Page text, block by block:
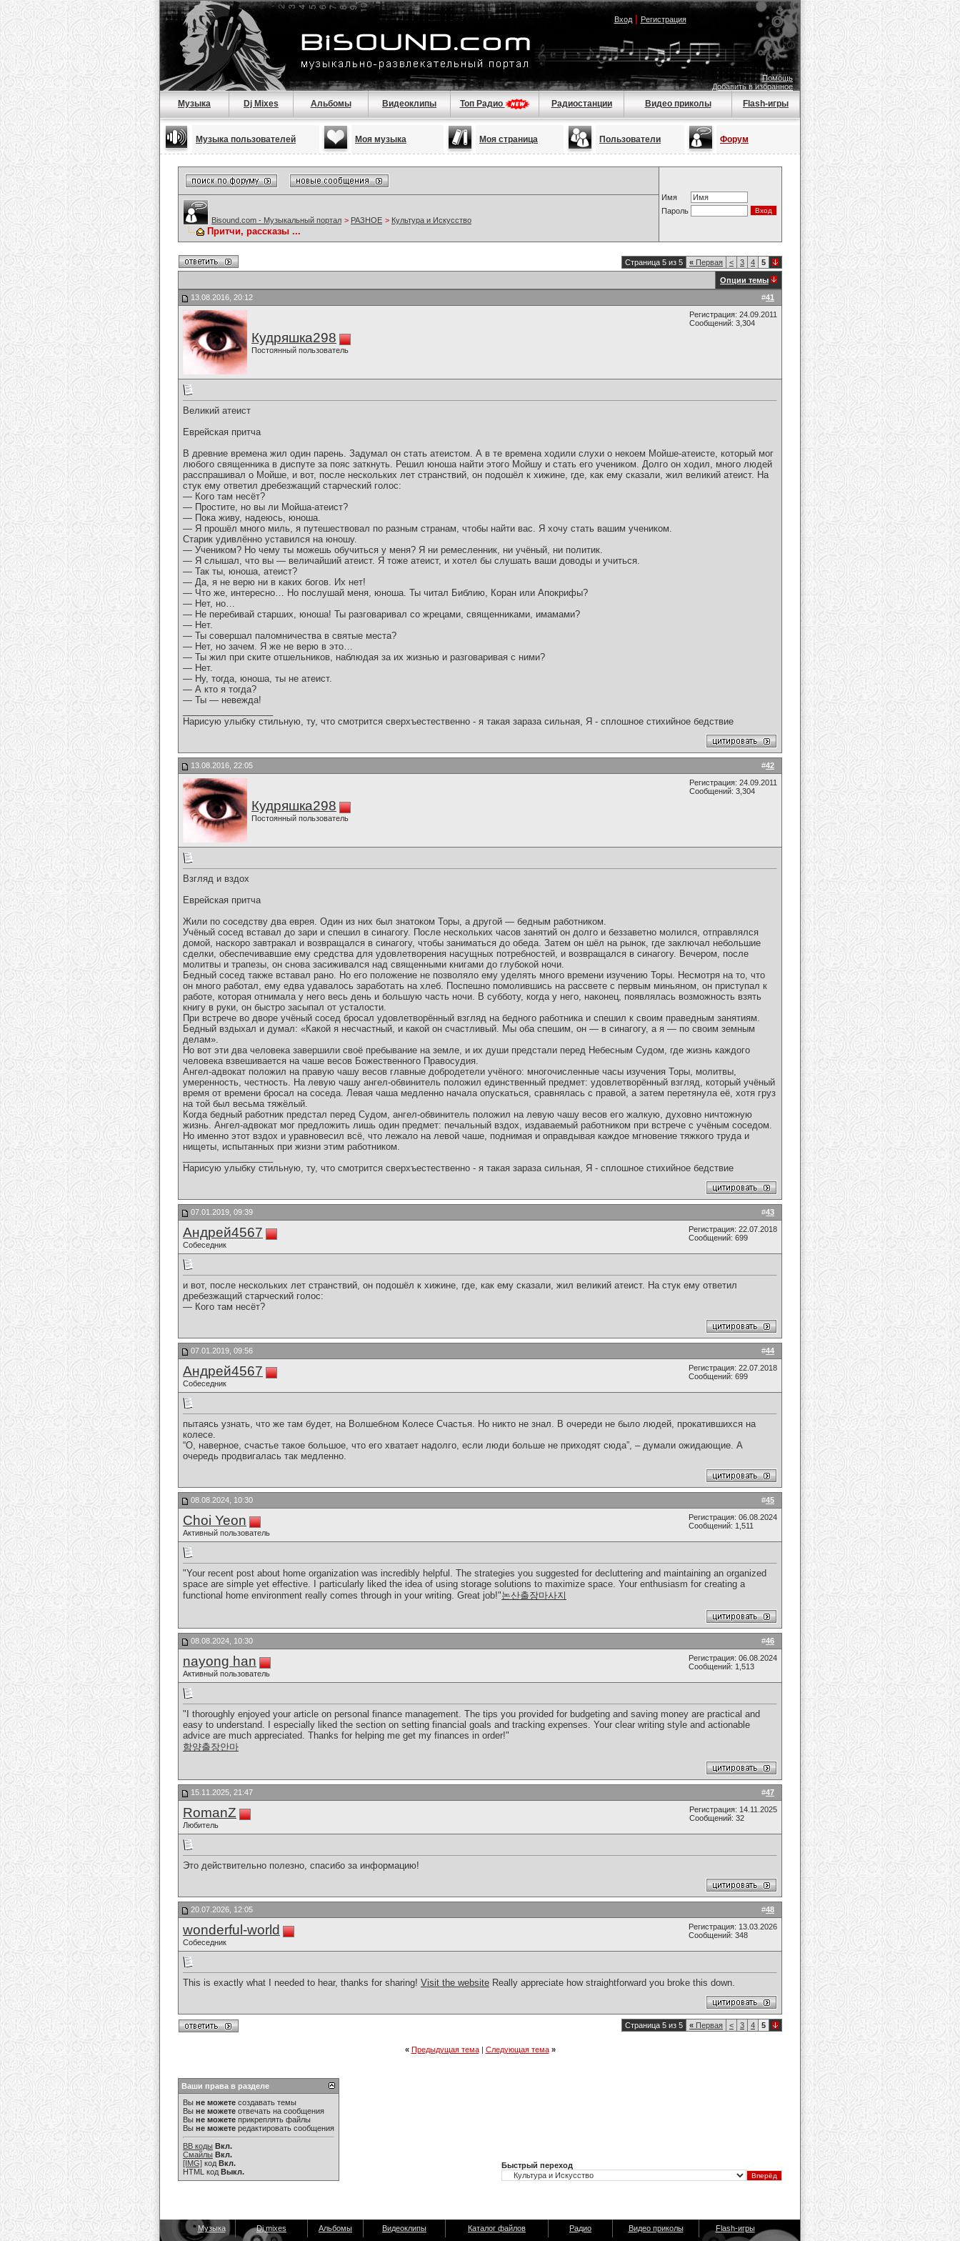
Вход| Регистрация
Помощь
Добавить в избранное
Музыка Dj Mixes Альбомы Видеоклипы Топ Радио Радиостанции Видео приколы Flash-игры
Музыка пользователей Моя музыка Моя страница Пользователи Форум
Имя
Пароль
Bisound.com - Музыкальный портал > РАЗНОЕ > Культура и Искусство
Притчи, рассказы ...
Страница 5 из 5 « Первая < 3 4 5
Опции темы
#41
13.08.2016, 20:12
Кудряшка298
Постоянный пользователь
Регистрация: 24.09.2011
Сообщений: 3,304
Великий атеист
Еврейская притча
В древние времена жил один парень. Задумал он стать атеистом. А в те времена ходили слухи о некоем Мойше-атеисте, который мог
любого священника в диспуте за пояс заткнуть. Решил юноша найти этого Мойшу и стать его учеником. Долго он ходил, много людей
расспрашивал о Мойше, и вот, после нескольких лет странствий, он подошёл к хижине, где, как ему сказали, жил великий атеист. На
стук ему ответил дребезжащий старческий голос:
— Кого там несёт?
— Простите, но вы ли Мойша-атеист?
— Пока живу, надеюсь, юноша.
— Я прошёл много миль, я путешествовал по разным странам, чтобы найти вас. Я хочу стать вашим учеником.
Старик удивлённо уставился на юношу.
— Учеником? Но чему ты можешь обучиться у меня? Я ни ремесленник, ни учёный, ни политик.
— Я слышал, что вы — величайший атеист. Я тоже атеист, и хотел бы слушать ваши доводы и учиться.
— Так ты, юноша, атеист?
— Да, я не верю ни в каких богов. Их нет!
— Что же, интересно… Но послушай меня, юноша. Ты читал Библию, Коран или Апокрифы?
— Нет, но…
— Не перебивай старших, юноша! Ты разговаривал со жрецами, священниками, имамами?
— Нет.
— Ты совершал паломничества в святые места?
— Нет, но зачем. Я же не верю в это…
— Ты жил при ските отшельников, наблюдая за их жизнью и разговаривая с ними?
— Нет.
— Ну, тогда, юноша, ты не атеист.
— А кто я тогда?
— Ты — невежда!
Нарисую улыбку стильную, ту, что смотрится сверхъестественно - я такая зараза сильная, Я - сплошное стихийное бедствие
#42
13.08.2016, 22:05
Кудряшка298
Постоянный пользователь
Регистрация: 24.09.2011
Сообщений: 3,304
Взгляд и вздох
Еврейская притча
Жили по соседству два еврея. Один из них был знатоком Торы, а другой — бедным работником.
Учёный сосед вставал до зари и спешил в синагогу. После нескольких часов занятий он долго и беззаветно молился, отправлялся
домой, наскоро завтракал и возвращался в синагогу, чтобы заниматься до обеда. Затем он шёл на рынок, где заключал небольшие
сделки, обеспечивавшие ему средства для удовлетворения насущных потребностей, и возвращался в синагогу. Вечером, после
молитвы и трапезы, он снова засиживался над священными книгами до глубокой ночи.
Бедный сосед также вставал рано. Но его положение не позволяло ему уделять много времени изучению Торы. Несмотря на то, что
он много работал, ему едва удавалось заработать на хлеб. Поспешно помолившись на рассвете с первым миньяном, он приступал к
работе, которая отнимала у него весь день и большую часть ночи. В субботу, когда у него, наконец, появлялась возможность взять
книгу в руки, он быстро засыпал от усталости.
При встрече во дворе учёный сосед бросал удовлетворённый взгляд на бедного работника и спешил к своим праведным занятиям.
Бедный вздыхал и думал: «Какой я несчастный, и какой он счастливый. Мы оба спешим, он — в синагогу, а я — по своим земным
делам».
Но вот эти два человека завершили своё пребывание на земле, и их души предстали перед Небесным Судом, где жизнь каждого
человека взвешивается на чаше весов Божественного Правосудия.
Ангел-адвокат положил на правую чашу весов главные добродетели учёного: многочисленные часы изучения Торы, молитвы,
умеренность, честность. На левую чашу ангел-обвинитель положил единственный предмет: удовлетворённый взгляд, который учёный
время от времени бросал на соседа. Левая чаша медленно начала опускаться, сравнялась с правой, а затем перетянула её, хотя груз
на той был весьма тяжёлый.
Когда бедный работник предстал перед Судом, ангел-обвинитель положил на левую чашу весов его жалкую, духовно ничтожную
жизнь. Ангел-адвокат мог предложить лишь один предмет: печальный вздох, издаваемый работником при встрече с учёным соседом.
Но именно этот вздох и уравновесил всё, что лежало на левой чаше, поднимая и оправдывая каждое мгновение тяжкого труда и
нищеты, испытанных при жизни этим работником.
Нарисую улыбку стильную, ту, что смотрится сверхъестественно - я такая зараза сильная, Я - сплошное стихийное бедствие
#43
07.01.2019, 09:39
Андрей4567
Собеседник
Регистрация: 22.07.2018
Сообщений: 699
и вот, после нескольких лет странствий, он подошёл к хижине, где, как ему сказали, жил великий атеист. На стук ему ответил
дребезжащий старческий голос:
— Кого там несёт?
#44
07.01.2019, 09:56
Андрей4567
Собеседник
Регистрация: 22.07.2018
Сообщений: 699
пытаясь узнать, что же там будет, на Волшебном Колесе Счастья. Но никто не знал. В очереди не было людей, прокатившихся на
колесе.
“О, наверное, счастье такое большое, что его хватает надолго, если люди больше не приходят сюда”, – думали ожидающие. А
очередь продвигалась так медленно.
#45
08.08.2024, 10:30
Choi Yeon
Активный пользователь
Регистрация: 06.08.2024
Сообщений: 1,511
"Your recent post about home organization was incredibly helpful. The strategies you suggested for decluttering and maintaining an organized
space are simple yet effective. I particularly liked the idea of using storage solutions to maximize space. Your enthusiasm for creating a
functional home environment really comes through in your writing. Great job!"논산출장마사지
#46
08.08.2024, 10:30
nayong han
Активный пользователь
Регистрация: 06.08.2024
Сообщений: 1,513
"I thoroughly enjoyed your article on personal finance management. The tips you provided for budgeting and saving money are practical and
easy to understand. I especially liked the section on setting financial goals and tracking expenses. Your clear writing style and actionable
advice are much appreciated. Thanks for helping me get my finances in order!"
함양출장안마
#47
15.11.2025, 21:47
RomanZ
Любитель
Регистрация: 14.11.2025
Сообщений: 32
Это действительно полезно, спасибо за информацию!
#48
20.07.2026, 12:05
wonderful-world
Собеседник
Регистрация: 13.03.2026
Сообщений: 348
This is exactly what I needed to hear, thanks for sharing! Visit the website Really appreciate how straightforward you broke this down.
Страница 5 из 5 « Первая < 3 4 5
« Предыдущая тема| Следующая тема »
Ваши права в разделе
Вы не можете создавать темы
Вы не можете отвечать на сообщения
Вы не можете прикреплять файлы
Вы не можете редактировать сообщения
BB коды Вкл.
Смайлы Вкл.
[IMG] код Вкл.
HTML код Выкл.
Быстрый переход
Музыка Dj mixes Альбомы Видеоклипы Каталог файлов Радио Видео приколы Flash-игры